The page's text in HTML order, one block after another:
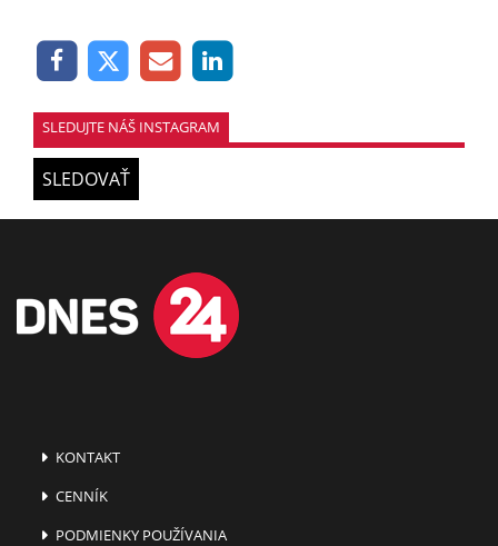
SLEDUJTE NÁŠ INSTAGRAM
SLEDOVAŤ
KONTAKT
CENNÍK
PODMIENKY POUŽÍVANIA